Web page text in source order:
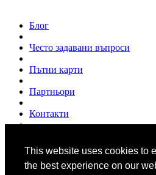
This website uses cookies to
the best experience on our
Блог
Често задавани въпроси
Пътни карти
Партньори
Контакти
© 2007 - 2026www.shofior.com.
Всички текстове и изображения